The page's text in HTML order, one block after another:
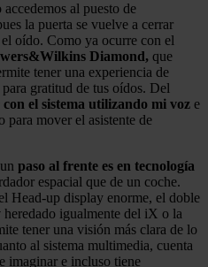
al puesto de
la puerta se vuelve a cerrar
oído. Como ya ocurre con el
Diamond, que
tener una experiencia de
gratitud de tus oídos. Del
el sistema utilizando mi voz e
para mover el asistente de
paso al frente es en tecnología
espacial que de un coche.
Head-up display enorme, el doble
heredado igualmente del iX o la
tener una visión más clara de lo
al sistema multimedia, cuenta
imaginar e incluso tiene